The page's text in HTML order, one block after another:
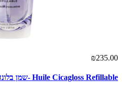
₪235.00
Huile Cicagloss Refillable -שמן בלונד אבסולו